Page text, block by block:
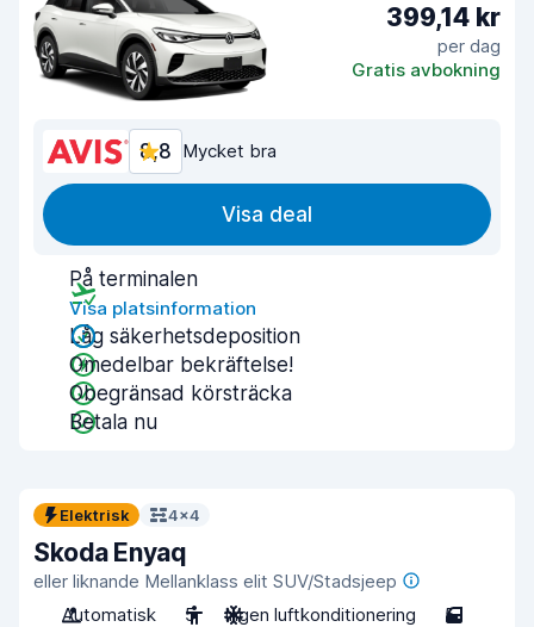
399,14 kr
per dag
Gratis avbokning
8,8 Mycket bra
Visa deal
På terminalen
Visa platsinformation
Låg säkerhetsdeposition
Omedelbar bekräftelse!
Obegränsad körsträcka
Betala nu
Elektrisk 4x4
Skoda Enyaq
eller liknande Mellanklass elit SUV/Stadsjeep
Automatisk
5 Ingen luftkonditionering 5